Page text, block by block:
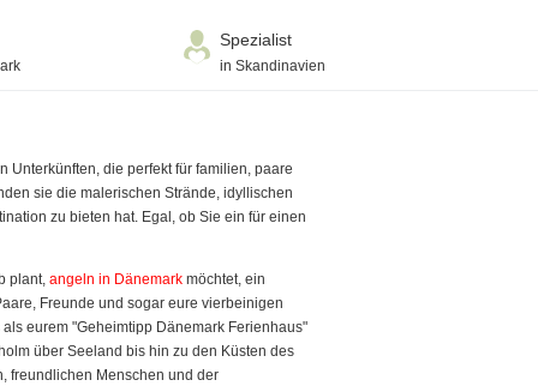
Spezialist
in Skandinavien
die perfekt für familien, paare
sie die malerischen Strände, idyllischen
zu bieten hat. Egal, ob Sie ein für einen
plant, angeln in Dänemark möchtet, ein
Freunde und sogar eure vierbeinigen
eurem "Geheimtipp Dänemark Ferienhaus"
über Seeland bis hin zu den Küsten des
freundlichen Menschen und der